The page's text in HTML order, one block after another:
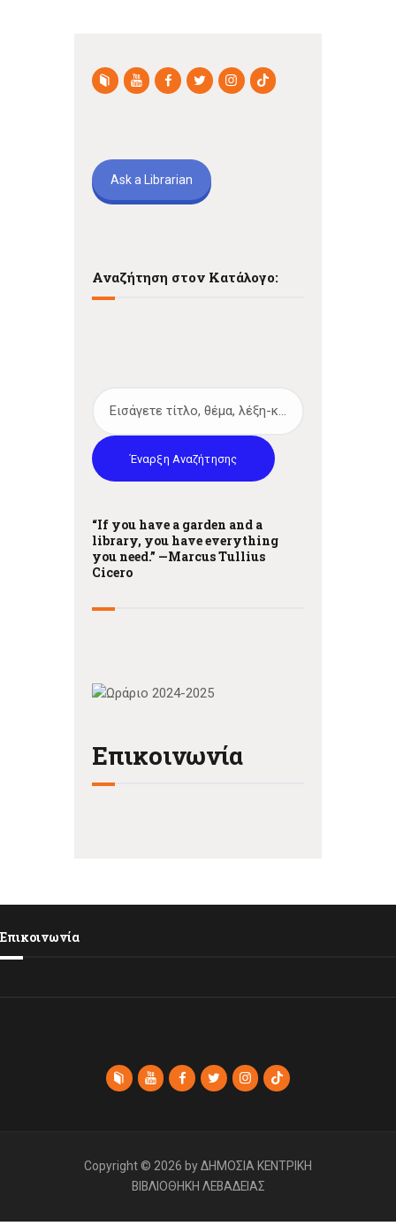
Ask a Librarian
Αναζήτηση στον Κατάλογο:
Έναρξη Αναζήτησης
“If you have a garden and a
library, you have everything
you need.” —Marcus Tullius
Cicero
Επικοινωνία
Επικοινωνία
Copyright © 2026 by ΔΗΜΟΣΙΑ ΚΕΝΤΡΙΚΗ
ΒΙΒΛΙΟΘΗΚΗ ΛΕΒΑΔΕΙΑΣ